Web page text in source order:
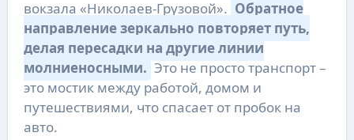
вокзала «Николаев-Грузовой». Обратное
направление зеркально повторяет путь,
делая пересадки на другие линии
молниеносными. Это не просто транспорт –
это мостик между работой, домом и
путешествиями, что спасает от пробок на
авто.